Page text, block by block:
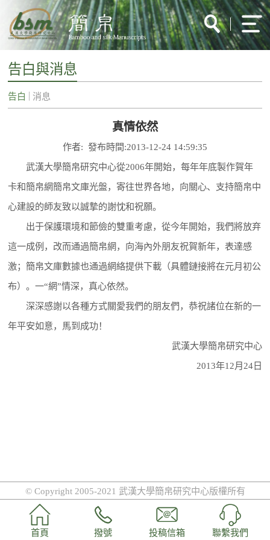
告白與消息
告白 消息
真情依然
作者: 發布時間:2013-12-24 14:59:35
武漢大學簡帛研究中心從2006年開始，每年年底製作賀年
卡和簡帛網簡帛文庫光盤，寄往世界各地，向關心、支持簡帛中
心建設的師友致以誠摯的謝忱和祝願。
出于保護環境和節儉的雙重考慮，從今年開始，我們將放弃
這一成例，改而通過簡帛網，向海內外朋友祝賀新年，表達感
激；簡帛文庫數據也通過網絡提供下載（具體鏈接將在元月初公
布）。一“網”情深，真心依然。
深深感謝以各種方式關愛我們的朋友們，恭祝諸位在新的一
年平安如意，馬到成功！
武漢大學簡帛研究中心
2013年12月24日
© Copyright 2005-2021 武漢大學簡帛研究中心版權所有
首頁 撥號 投稿信箱 聯繫我們